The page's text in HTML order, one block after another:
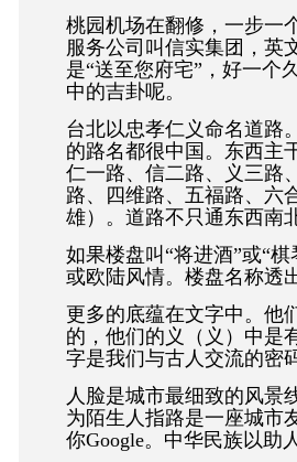
桃园机场在翻修，一步一
服务公司叫信实集团，英
是“送至您府宅”，好一个
中的吉卦呢。
台北以忠孝仁义命名道路
的路名都很中国。东西主
仁一路、信二路、义三路
路、四维路、五福路、六
雄）。道路不只通东西南
如果楼盘叫“将进酒”或“
或欧陆风情。楼盘名称透
更多的底蕴在文字中。他
的，他们的义（义）中是
字是我们与古人交流的密
人脸是城市最细致的风景
为陌生人指路是一座城市
你Google。中华民族以助